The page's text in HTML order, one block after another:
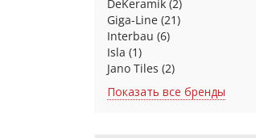
DeKeramik (2)
Giga-Line (21)
Interbau (6)
Isla (1)
Jano Tiles (2)
Показать все бренды